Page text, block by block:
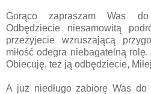
Gorąco zapraszam Was
Odbędziecie niesamowitą
przeżyjecie wzruszającą
miłość odegra niebagatelną
Obiecuję, też ją odbędziecie,
A już niedługo zabiorę Was